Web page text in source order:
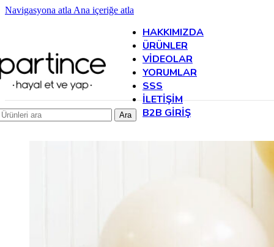
Navigasyona atla Ana içeriğe atla
HAKKIMIZDA
ÜRÜNLER
VIDEOLAR
YORUMLAR
SSS
İLETIŞIM
B2B GIRIŞ
Ara